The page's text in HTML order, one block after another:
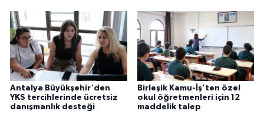
Antalya Büyükşehir'den
YKS tercihlerinde ücretsiz
danışmanlık desteği
Birleşik Kamu-İş’ten özel
okul öğretmenleri için 12
maddelik talep